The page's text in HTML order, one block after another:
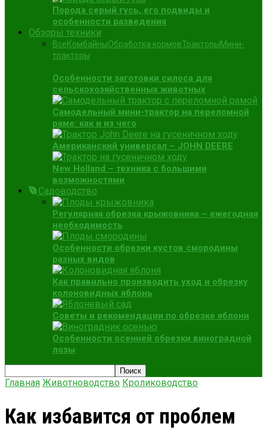
Порода серый гусь, его подвиды и
особенности разведения
Обзоры техники
ВсеКомбайныОбработка кормовТракторыМини-
тракторы
Особенности заготовки силоса для
сельскохозяйственных животных
Самодельный мини-трактор на переломной
раме: как и из чего
Американский универсал – JOHN DEERE
New Holland – техника с большими
возможностями
Садоводство
Регулярная обрезка крыжовника – ежегодная
необходимость
Особенности обрезки кустов смородины
разных видов
Как правильно производить уход и обрезку
колоновидных яблонь
Советы и рекомендации по обрезке яблони
Особенности осенней обрезки виноградной
лозы
Главная Животноводство Кролиководство
Как избавится от проблем